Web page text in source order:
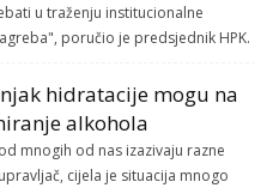
u traženju institucionalne
poručio je predsjednik HPK.
hidratacije mogu na
alkohola
mnogih od nas izazivaju razne
cijela je situacija mnogo